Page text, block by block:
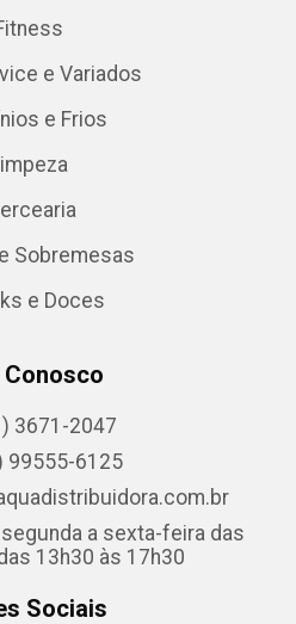
e Variados
e Frios
Sobremesas
e Doces
Conosco
3671-2047
99555-6125
a sexta-feira das
13h30 às 17h30
Sociais